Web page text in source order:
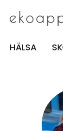
HÄLSA